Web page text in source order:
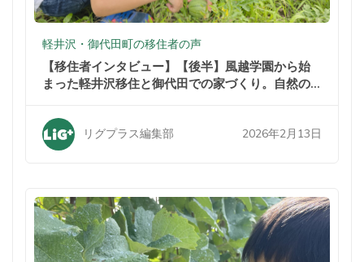
軽井沢・御代田町の移住者の声
【移住者インタビュー】【後半】風越学園から始
まった軽井沢移住と御代田での家づくり。自然の
リグプラス編集部 2026年2月13日